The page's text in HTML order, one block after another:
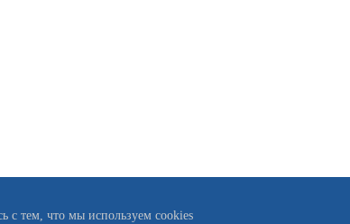
с тем, что мы используем cookies